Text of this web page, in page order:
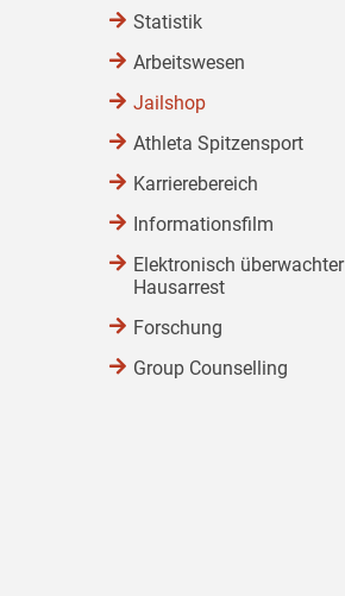
Statistik
Arbeitswesen
Jailshop
Athleta Spitzensport
Karrierebereich
Informationsfilm
Elektronisch überwachter
Hausarrest
Forschung
Group Counselling